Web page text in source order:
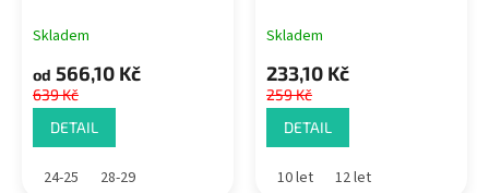
Skladem
od 566,10 Kč
639 Kč
DETAIL
24-25 28-29
Skladem
233,10 Kč
259 Kč
DETAIL
10 let 12 let